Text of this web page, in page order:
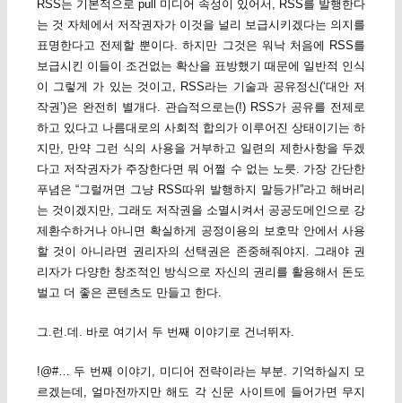
RSS는 기본적으로 pull 미디어 속성이 있어서, RSS를 발행한다
는 것 자체에서 저작권자가 이것을 널리 보급시키겠다는 의지를
표명한다고 전제할 뿐이다. 하지만 그것은 워낙 처음에 RSS를
보급시킨 이들이 조건없는 확산을 표방했기 때문에 일반적 인식
이 그렇게 가 있는 것이고, RSS라는 기술과 공유정신(‘대안 저
작권’)은 완전히 별개다. 관습적으로는(!) RSS가 공유를 전제로
하고 있다고 나름대로의 사회적 합의가 이루어진 상태이기는 하
지만, 만약 그런 식의 사용을 거부하고 일련의 제한사항을 두겠
다고 저작권자가 주장한다면 뭐 어쩔 수 없는 노릇. 가장 간단한
푸념은 “그럴꺼면 그냥 RSS따위 발행하지 말등가!”라고 해버리
는 것이겠지만, 그래도 저작권을 소멸시켜서 공공도메인으로 강
제환수하거나 아니면 확실하게 공정이용의 보호막 안에서 사용
할 것이 아니라면 권리자의 선택권은 존중해줘야지. 그래야 권
리자가 다양한 창조적인 방식으로 자신의 권리를 활용해서 돈도
벌고 더 좋은 콘텐츠도 만들고 한다.
그.런.데. 바로 여기서 두 번째 이야기로 건너뛰자.
!@#… 두 번째 이야기, 미디어 전략이라는 부분. 기억하실지 모
르겠는데, 얼마전까지만 해도 각 신문 사이트에 들어가면 무지